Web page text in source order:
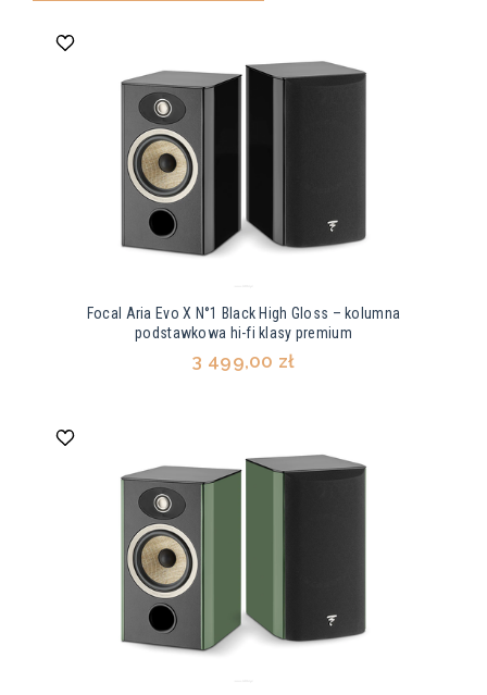
Focal Aria Evo X N°1 Black High Gloss – kolumna
podstawkowa hi-fi klasy premium
3 499,00 zł